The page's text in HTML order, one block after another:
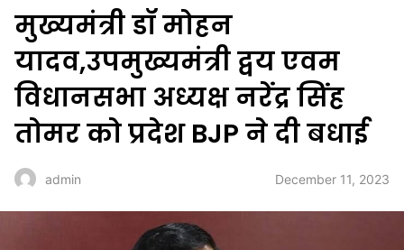
मुख्यमंत्री डॉ मोहन
यादव,उपमुख्यमंत्री द्वय एवम
विधानसभा अध्यक्ष नरेंद्र सिंह
तोमर को प्रदेश BJP ने दी बधाई
admin December 11, 2023